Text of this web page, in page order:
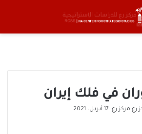
في فلك إيران
مركز رع
أرسل
17 أبريل، 2021